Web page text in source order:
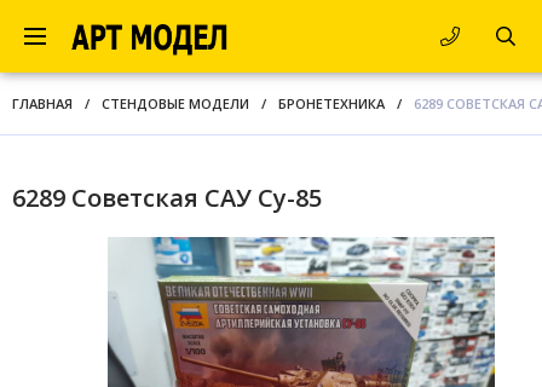
ГЛАВНАЯ / СТЕНДОВЫЕ МОДЕЛИ / БРОНЕТЕХНИКА / 6289 СОВЕТСКАЯ
6289 Советская САУ Су-85